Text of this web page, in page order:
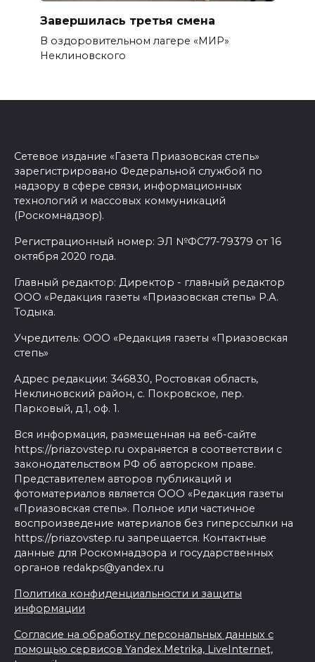
Завершилась третья смена
В оздоровительном лагере «МИР»
Неклиновского
Сетевое издание «Газета Приазовская степь»
зарегистрировано Федеральной службой по
надзору в сфере связи, информационных
технологий и массовых коммуникаций
(Роскомнадзор).
Регистрационный номер: ЭЛ №ФС77-79379 от 16
октября 2020 года.
Главный редактор: Директор - главный редактор
ООО «Редакция газеты «Приазовская степь» Р.А.
Тодыка.
Учредитель: ООО «Редакция газеты «Приазовская
степь»
Адрес редакции: 346830, Ростовкая область,
Неклиновский район, с. Покровское, пер.
Парковый, д.1, оф. 1.
Вся информация, размещенная на веб-сайте
https://priazovstep.ru охраняется в соответствии с
законодательством РФ об авторском праве.
Представителем авторов публикаций и
фотоматериалов является ООО «Редакция газеты
«Приазовская степь». Полное или частичное
воспроизведение материалов без гиперссылки на
https://priazovstep.ru запрещается. Контактные
данные для Роскомнадзора и государственных
органов redakps@yandex.ru
Политика конфиденциальности и защиты
информации
Согласие на обработку персональных данных с
помощью сервисов Yandex.Metrika, LiveInternet,